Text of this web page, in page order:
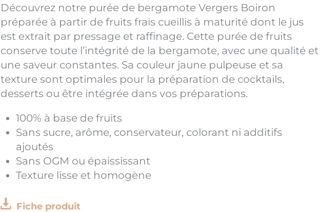
Découvrez notre purée de bergamote Vergers Boiron
préparée à partir de fruits frais cueillis à maturité dont le jus
est extrait par pressage et raffinage. Cette purée de fruits
conserve toute l’intégrité de la bergamote, avec une qualité et
une saveur constantes. Sa couleur jaune pulpeuse et sa
texture sont optimales pour la préparation de cocktails,
desserts ou être intégrée dans vos préparations.
100% à base de fruits
Sans sucre, arôme, conservateur, colorant ni additifs
ajoutés
Sans OGM ou épaississant
Texture lisse et homogène
Fiche produit